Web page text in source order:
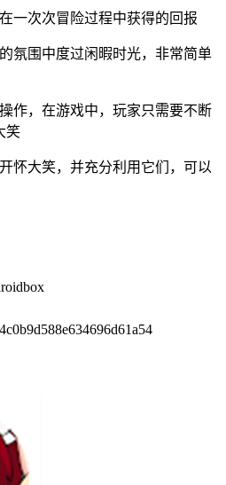
一次次冒险过程中获得的回报
氛围中度过闲暇时光，非常简单
作，在游戏中，玩家只需要不断
笑
怀大笑，并充分利用它们，可以